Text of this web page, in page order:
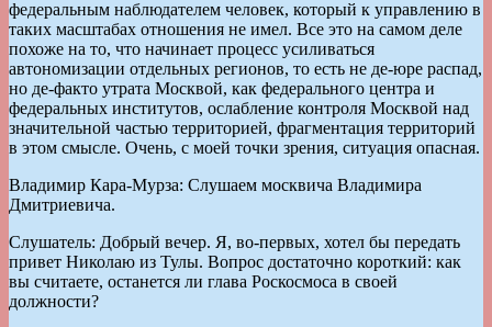
федеральным наблюдателем человек, который к управлению в
таких масштабах отношения не имел. Все это на самом деле
похоже на то, что начинает процесс усиливаться
автономизации отдельных регионов, то есть не де-юре распад,
но де-факто утрата Москвой, как федерального центра и
федеральных институтов, ослабление контроля Москвой над
значительной частью территорией, фрагментация территорий
в этом смысле. Очень, с моей точки зрения, ситуация опасная.
Владимир Кара-Мурза: Слушаем москвича Владимира
Дмитриевича.
Слушатель: Добрый вечер. Я, во-первых, хотел бы передать
привет Николаю из Тулы. Вопрос достаточно короткий: как
вы считаете, останется ли глава Роскосмоса в своей
должности?